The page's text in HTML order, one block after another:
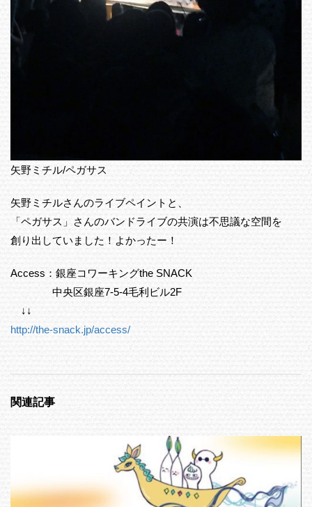
矢野ミチル/ペガサス
矢野ミチルさんのライブペイントと、
「ペガサス」さんのバンドライブの共演は不思議な空間を
創り出していました！よかったー！
Access：銀座コワーキングthe SNACK
中央区銀座7-5-4毛利ビル2F
↓↓
http://the-snack.jp/access/
関連記事